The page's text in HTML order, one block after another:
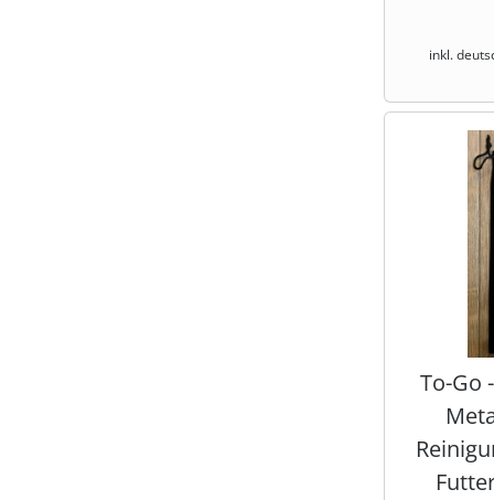
inkl.
To-Go